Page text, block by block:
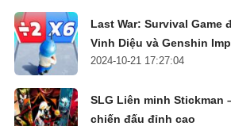
Last War: Survival Game
Vinh Diệu và Genshin
Hạng
2024-10-21 17:27:04
SLG Liên minh Stickman
chiến đấu đỉnh cao